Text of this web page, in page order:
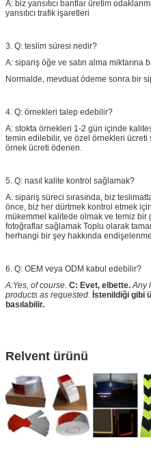
A: biz yansıtıcı bantlar üretim
yansıtıcı trafik işaretleri
3. Q: teslim süresi nedir?
A: sipariş öğe ve satın alma miktarına
Normalde, mevduat ödeme sonra bir
4. Q: örnekleri talep edebilir?
A: stokta örnekleri 1-2 gün içinde
temin edilebilir, ve özel örnekleri
örnek ücreti ödenen.
5. Q: nasıl kalite kontrol sağlamak?
A: sipariş süreci sırasında, biz
önce, biz her dürtmek kontrol etmek
mükemmel kalitede olmak ve temiz bir
fotoğraflar sağlamak Toplu olarak
herhangi bir şey hakkında
6. Q: OEM veya ODM kabul edebilir?
A:Yes, of course. C: Evet, elbette. Any
products as requested. İstenildiği gibi
basılabilir.
Relvent ürünü